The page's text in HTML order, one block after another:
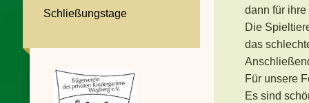
dann für
Die
das
Für unsere
Es sind
Schließungstage